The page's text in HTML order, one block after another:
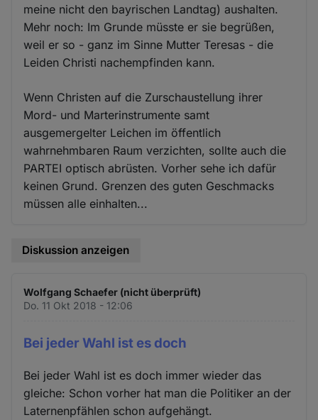
meine nicht den bayrischen Landtag) aushalten.
Mehr noch: Im Grunde müsste er sie begrüßen,
weil er so - ganz im Sinne Mutter Teresas - die
Leiden Christi nachempfinden kann.
Wenn Christen auf die Zurschaustellung ihrer
Mord- und Marterinstrumente samt
ausgemergelter Leichen im öffentlich
wahrnehmbaren Raum verzichten, sollte auch die
PARTEI optisch abrüsten. Vorher sehe ich dafür
keinen Grund. Grenzen des guten Geschmacks
müssen alle einhalten...
Diskussion anzeigen
Wolfgang Schaefer (nicht überprüft)
Do. 11 Okt 2018 - 12:06
Bei jeder Wahl ist es doch
Bei jeder Wahl ist es doch immer wieder das
gleiche: Schon vorher hat man die Politiker an der
Laternenpfählen schon aufgehängt.